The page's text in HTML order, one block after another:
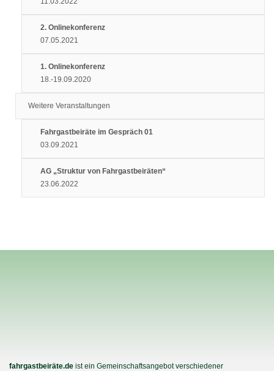
2. Onlinekonferenz
07.05.2021
1. Onlinekonferenz
18.-19.09.2020
Weitere Veranstaltungen
Fahrgastbeiräte im Gespräch 01
03.09.2021
AG „Struktur von Fahrgastbeiräten“
23.06.2022
fahrgastbeiräte.de ist ein Gemeinschaftsangebot verschiedener